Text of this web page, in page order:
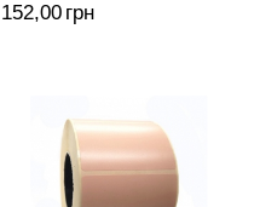
152,00 грн